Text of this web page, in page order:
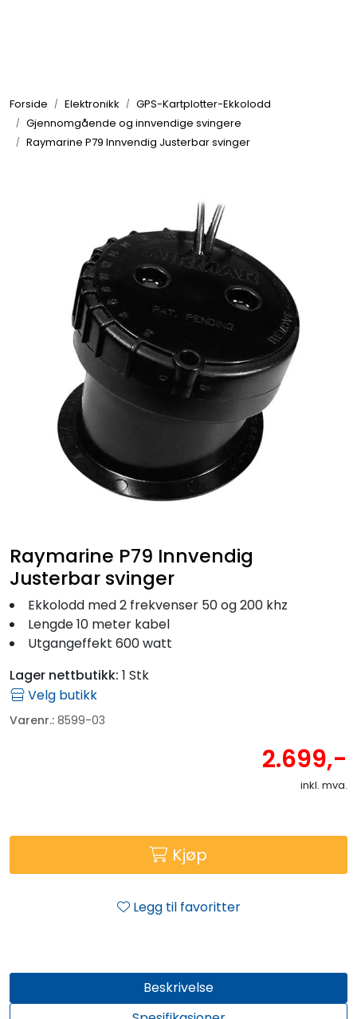
Forside Elektronikk
GPS-Kartplotter-Ekkolodd
Gjennomgående og innvendige svingere
Raymarine P79 Innvendig Justerbar svinger
Raymarine P79 Innvendig
Justerbar svinger
Ekkolodd med 2 frekvenser 50 og 200 khz
Lengde 10 meter kabel
Utgangeffekt 600 watt
Lager nettbutikk: 1 Stk
Velg butikk
Varenr.: 8599-03
2.699,-
inkl. mva.
Kjøp
Legg til favoritter
Beskrivelse
Elektrisk
Motor/Styring
Fortøyning
Fritid/Sikkerhet
Båtpleie/Opplag
Outlet
Kampanje